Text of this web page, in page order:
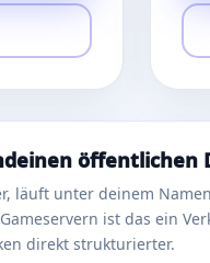
öffentlichen
läuft unter deinem
ist das ein
direkt strukturierter.